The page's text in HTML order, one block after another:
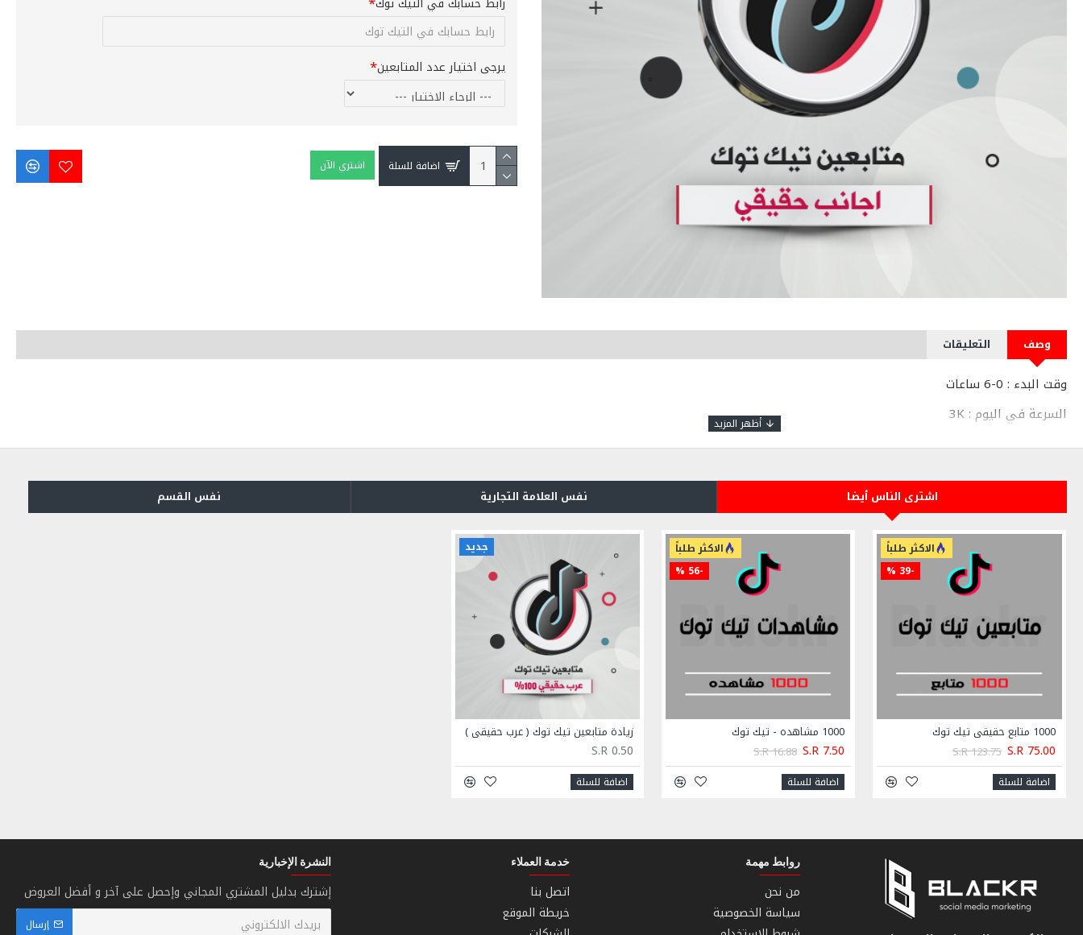
يرجى اختيار عدد المتابعين
اضافة للسلة اشتري الآن
وصف التعليقات
وقت البدء : 0-6 ساعات
السرعة في اليوم : 3K
الجودة : حقيقي
اشترى الناس أيضا نفس العلامة التجارية نفس القسم
الاكثر طلباً
-39 %
1000 متابع حقيقي تيك توك
S.R 75.00
S.R 123.75
اضافة للسلة
الاكثر طلباً
-56 %
1000 مشاهده - تيك توك
S.R 7.50
S.R 16.88
اضافة للسلة
جديد
زيادة متابعين تيك توك ( عرب حقيقي )
S.R 0.50
اضافة للسلة
روابط مهمة
من نحن
سياسة الخصوصية
خدمة العملاء
اتصل بنا
خريطة الموقع
النشرة الإخبارية
إشترك بدليل المشتري المجاني وإحصل على آخر و أفضل العروض
إرسال